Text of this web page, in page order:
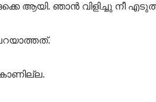
ആയി. ഞാൻ വിളിച്ചു നീ
കാണില്ല.